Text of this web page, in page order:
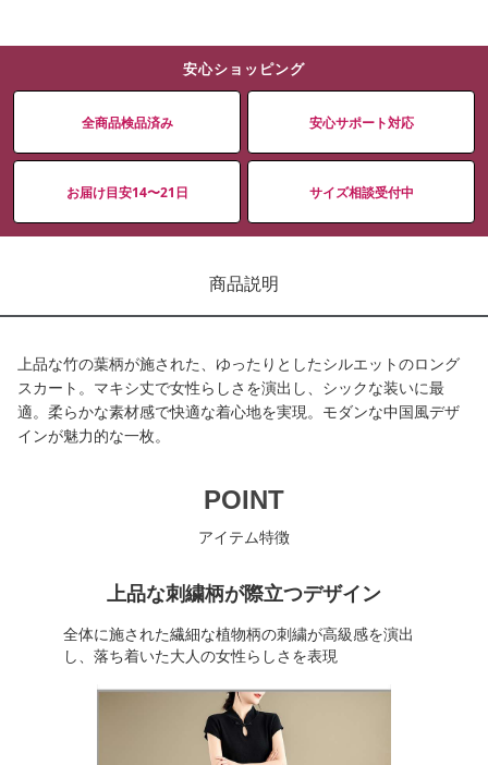
安心ショッピング
全商品検品済み 安心サポート対応
お届け目安14〜21日 サイズ相談受付中
商品説明
上品な竹の葉柄が施された、ゆったりとしたシルエットのロング
スカート。マキシ丈で女性らしさを演出し、シックな装いに最
適。柔らかな素材感で快適な着心地を実現。モダンな中国風デザ
インが魅力的な一枚。
POINT
アイテム特徴
上品な刺繍柄が際立つデザイン
全体に施された繊細な植物柄の刺繍が高級感を演出
し、落ち着いた大人の女性らしさを表現